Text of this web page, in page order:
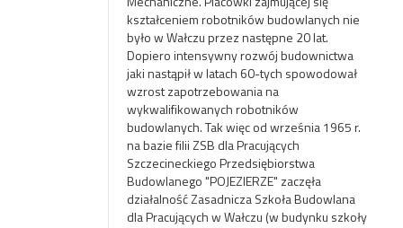
kształceniem robotników budowlanych nie
było w Wałczu przez następne 20 lat.
Dopiero intensywny rozwój budownictwa
jaki nastąpił w latach 60-tych spowodował
wzrost zapotrzebowania na
wykwalifikowanych robotników
budowlanych. Tak więc od września 1965 r.
na bazie filii ZSB dla Pracujących
Szczecineckiego Przedsiębiorstwa
Budowlanego "POJEZIERZE" zaczęła
działalność Zasadnicza Szkoła Budowlana
dla Pracujących w Wałczu (w budynku szkoły